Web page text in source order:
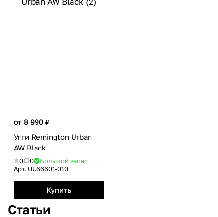
от 8 990 ₽
Угги Remington Urban
AW Black
0 0
Большой запас
Арт. UU66601-010
Купить
Статьи